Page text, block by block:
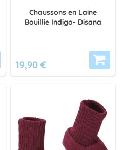
Chaussons en Laine
Bouillie Indigo- Disana
19,90 €